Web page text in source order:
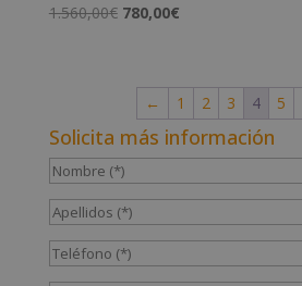
1.560,00€ El
era:
1.560,00€.
780,00€El
es:
780,00€.
← 1 2 3 4 5
Solicita más información